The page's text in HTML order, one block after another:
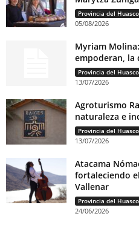
05/08/2026
Myriam
empoderan, la
13/07/2026
Agroturismo
naturaleza e
13/07/2026
Atacama
fortaleciendo
Vallenar
24/06/2026